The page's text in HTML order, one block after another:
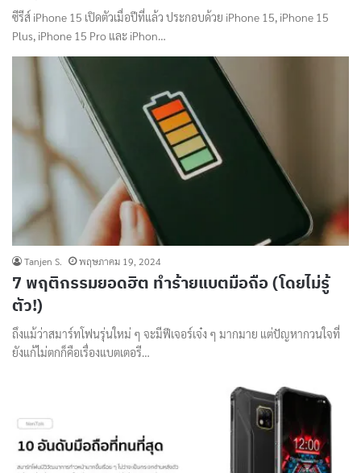
ซีรีส์ iPhone 15 เปิดตัวเมื่อปีที่แล้ว ประกอบด้วย iPhone 15, iPhone 15
Plus, iPhone 15 Pro และ iPhon…
Tanjen S. พฤษภาคม 19, 2024
7 พฤติกรรมยอดฮิต ทำร้ายแบตมือถือ (โดยไม่รู้
ตัว!)
ถึงแม้ว่าสมาร์ทโฟนรุ่นใหม่ ๆ จะมีฟีเจอร์เจ๋ง ๆ มากมาย แต่ปัญหากวนใจที่
ยังแก้ไม่ตกก็คือเรื่องแบตเตอรี…